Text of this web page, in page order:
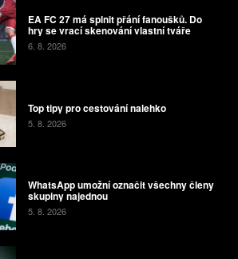
EA FC 27 má splnit přání fanoušků. Do
hry se vrací skenování vlastní tváře
6. 8. 2026
Top tipy pro cestování nalehko
5. 8. 2026
WhatsApp umožní označit všechny členy
skupiny najednou
5. 8. 2026